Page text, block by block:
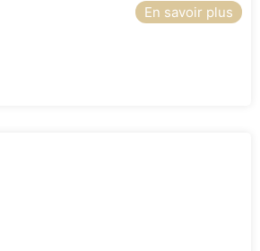
En savoir plus